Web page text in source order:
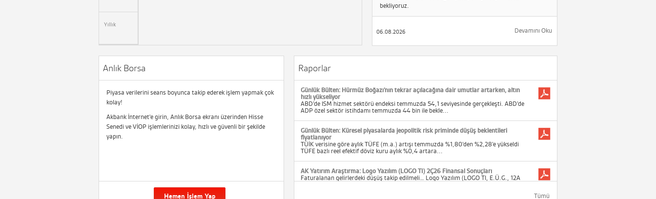
Yıllık
bekliyoruz.​
06.08.2026 Devamını Oku
Anlık Borsa
Piyasa verilerini seans boyunca takip ederek işlem yapmak çok
kolay!
Akbank İnternet'e girin, Anlık Borsa ekranı üzerinden Hisse
Senedi ve VİOP işlemlerinizi kolay, hızlı ve güvenli bir şekilde
yapın.
Hemen İşlem Yap
Raporlar
Günlük Bülten: Hürmüz Boğazı’nın tekrar açılacağına dair umutlar artarken, altın
hızlı yükseliyor
ABD’de ISM hizmet sektörü endeksi temmuzda 54,1 seviyesinde gerçekleşti. ABD’de
ADP özel sektör istihdamı temmuzda 44 bin ile bekle...
Günlük Bülten: Küresel piyasalarda jeopolitik risk priminde düşüş beklentileri
fiyatlanıyor
TÜİK verisine göre aylık TÜFE (m.a.) artışı temmuzda %1,80’den %2,28’e yükseldi
TÜFE bazlı reel efektif döviz kuru aylık %0,4 artara...
AK Yatırım Araştırma: Logo Yazılım (LOGO TI) 2Ç26 Finansal Sonuçları
Faturalanan gelirlerdeki düşüş takip edilmeli… Logo Yazılım (LOGO TI, E.Ü.G., 12A
Tümü